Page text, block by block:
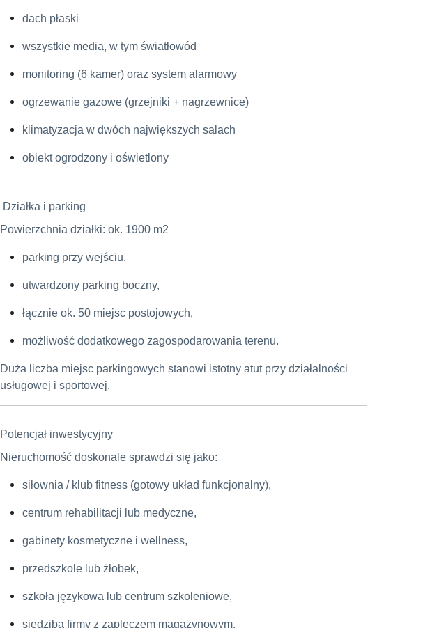
dach płaski
wszystkie media, w tym światłowód
monitoring (6 kamer) oraz system alarmowy
ogrzewanie gazowe (grzejniki + nagrzewnice)
klimatyzacja w dwóch największych salach
obiekt ogrodzony i oświetlony
Działka i parking
Powierzchnia działki: ok. 1900 m2
parking przy wejściu,
utwardzony parking boczny,
łącznie ok. 50 miejsc postojowych,
możliwość dodatkowego zagospodarowania terenu.
Duża liczba miejsc parkingowych stanowi istotny atut przy działalności
usługowej i sportowej.
Potencjał inwestycyjny
Nieruchomość doskonale sprawdzi się jako:
siłownia / klub fitness (gotowy układ funkcjonalny),
centrum rehabilitacji lub medyczne,
gabinety kosmetyczne i wellness,
przedszkole lub żłobek,
szkoła językowa lub centrum szkoleniowe,
siedziba firmy z zapleczem magazynowym.